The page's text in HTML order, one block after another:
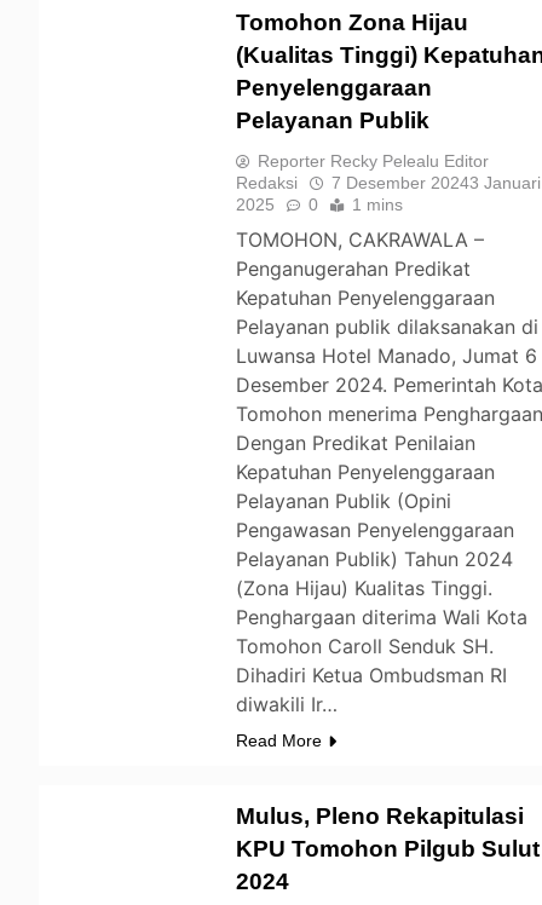
Tomohon Zona Hijau
(Kualitas Tinggi)
Penyelenggaraan
Pelayanan Publik
Reporter Recky Pelealu Editor
Redaksi
7 Desember 20243 Januari
2025
0 1 mins
TOMOHON, CAKRAWALA –
Penganugerahan Predikat
Kepatuhan Penyelenggaraan
Pelayanan publik dilaksanakan di
Luwansa Hotel Manado, Jumat 6
Desember 2024. Pemerintah
Tomohon menerima
Dengan Predikat Penilaian
Kepatuhan Penyelenggaraan
Pelayanan Publik (Opini
Pengawasan Penyelenggaraan
Pelayanan Publik) Tahun 2024
(Zona Hijau) Kualitas Tinggi.
Penghargaan diterima Wali Kota
Tomohon Caroll Senduk SH.
Dihadiri Ketua Ombudsman RI
diwakili Ir…
Read More
Mulus, Pleno Rekapitulasi
KPU Tomohon Pilgub Sulut
2024